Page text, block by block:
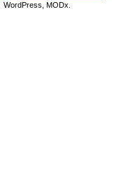
WordPress, MODx.